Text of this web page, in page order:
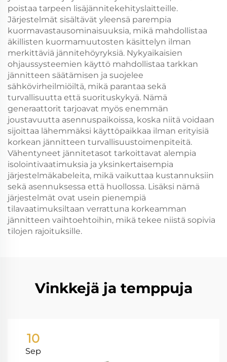
poistaa tarpeen lisäjännitekehityslaitteille.
Järjestelmät sisältävät yleensä parempia
kuormavastausominaisuuksia, mikä mahdollistaa
äkillisten kuormamuutosten käsittelyn ilman
merkittäviä jännitehöyryksiä. Nykyaikaisien
ohjaussysteemien käyttö mahdollistaa tarkkan
jännitteen säätämisen ja suojelee
sähkövirheilmiöiltä, mikä parantaa sekä
turvallisuutta että suorituskykyä. Nämä
generaattorit tarjoavat myös enemmän
joustavuutta asennuspaikoissa, koska niitä voidaan
sijoittaa lähemmäksi käyttöpaikkaa ilman erityisiä
korkean jännitteen turvallisuustoimenpiteitä.
Vähentyneet jännitetasot tarkoittavat alempia
isolointivaatimuksia ja yksinkertaisempia
järjestelmäkabeleita, mikä vaikuttaa kustannuksiin
sekä asennuksessa että huollossa. Lisäksi nämä
järjestelmät ovat usein pienempiä
tilavaatimuksiltaan verrattuna korkeamman
jännitteen vaihtoehtoihin, mikä tekee niistä sopivia
tilojen rajoituksille.
Vinkkejä ja temppuja
10
Sep